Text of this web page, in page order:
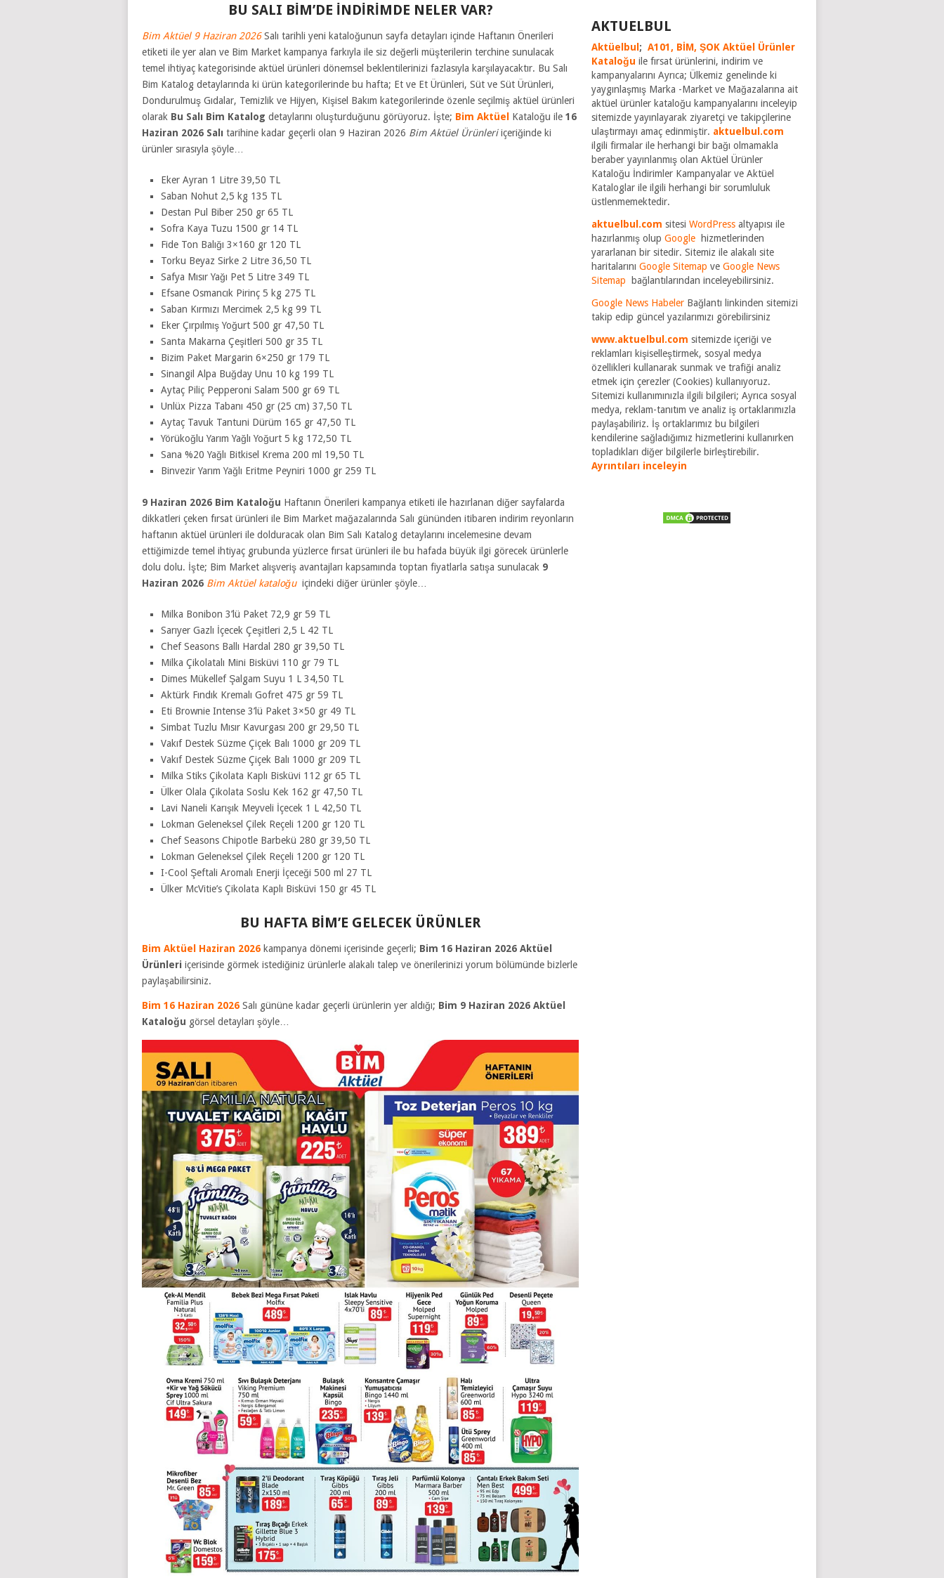
BU SALI BİM’DE İNDİRİMDE NELER VAR?
Bim Aktüel 9 Haziran 2026Salı tarihli yeni kataloğunun sayfa detayları içinde Haftanın Önerileri
etiketi ile yer alan ve Bim Market kampanya farkıyla ile siz değerli müşterilerin terchine sunulacak
temel ihtiyaç kategorisinde aktüel ürünleri dönemsel beklentilerinizi fazlasıyla karşılayacaktır. Bu Salı
Bim Katalog detaylarında ki ürün kategorilerinde bu hafta; Et ve Et Ürünleri, Süt ve Süt Ürünleri,
Dondurulmuş Gıdalar, Temizlik ve Hijyen, Kişisel Bakım kategorilerinde özenle seçilmiş aktüel ürünleri
olarak Bu Salı Bim Katalog detaylarını oluşturduğunu görüyoruz. İşte; Bim Aktüel Kataloğu ile 16
Haziran 2026 Salı tarihine kadar geçerli olan 9 Haziran 2026 Bim Aktüel Ürünleriiçeriğinde ki
ürünler sırasıyla şöyle…
Eker Ayran 1 Litre 39,50 TL
Saban Nohut 2,5 kg 135 TL
Destan Pul Biber 250 gr 65 TL
Sofra Kaya Tuzu 1500 gr 14 TL
Fide Ton Balığı 3×160 gr 120 TL
Torku Beyaz Sirke 2 Litre 36,50 TL
Safya Mısır Yağı Pet 5 Litre 349 TL
Efsane Osmancık Pirinç 5 kg 275 TL
Saban Kırmızı Mercimek 2,5 kg 99 TL
Eker Çırpılmış Yoğurt 500 gr 47,50 TL
Santa Makarna Çeşitleri 500 gr 35 TL
Bizim Paket Margarin 6×250 gr 179 TL
Sinangil Alpa Buğday Unu 10 kg 199 TL
Aytaç Piliç Pepperoni Salam 500 gr 69 TL
Unlüx Pizza Tabanı 450 gr (25 cm) 37,50 TL
Aytaç Tavuk Tantuni Dürüm 165 gr 47,50 TL
Yörükoğlu Yarım Yağlı Yoğurt 5 kg 172,50 TL
Sana %20 Yağlı Bitkisel Krema 200 ml 19,50 TL
Binvezir Yarım Yağlı Eritme Peyniri 1000 gr 259 TL
9 Haziran 2026 Bim Kataloğu Haftanın Önerileri kampanya etiketi ile hazırlanan diğer sayfalarda
dikkatleri çeken fırsat ürünleri ile Bim Market mağazalarında Salı gününden itibaren indirim reyonların
haftanın aktüel ürünleri ile dolduracak olan Bim Salı Katalog detaylarını incelemesine devam
ettiğimizde temel ihtiyaç grubunda yüzlerce fırsat ürünleri ile bu hafada büyük ilgi görecek ürünlerle
dolu dolu. İşte; Bim Market alışveriş avantajları kapsamında toptan fiyatlarla satışa sunulacak 9
Haziran 2026 Bim Aktüel kataloğu içindeki diğer ürünler şöyle…
Milka Bonibon 3’lü Paket 72,9 gr 59 TL
Sarıyer Gazlı İçecek Çeşitleri 2,5 L 42 TL
Chef Seasons Ballı Hardal 280 gr 39,50 TL
Milka Çikolatalı Mini Bisküvi 110 gr 79 TL
Dimes Mükellef Şalgam Suyu 1 L 34,50 TL
Aktürk Fındık Kremalı Gofret 475 gr 59 TL
Eti Brownie Intense 3’lü Paket 3×50 gr 49 TL
Simbat Tuzlu Mısır Kavurgası 200 gr 29,50 TL
Vakıf Destek Süzme Çiçek Balı 1000 gr 209 TL
Vakıf Destek Süzme Çiçek Balı 1000 gr 209 TL
Milka Stiks Çikolata Kaplı Bisküvi 112 gr 65 TL
Ülker Olala Çikolata Soslu Kek 162 gr 47,50 TL
Lavi Naneli Karışık Meyveli İçecek 1 L 42,50 TL
Lokman Geleneksel Çilek Reçeli 1200 gr 120 TL
Chef Seasons Chipotle Barbekü 280 gr 39,50 TL
Lokman Geleneksel Çilek Reçeli 1200 gr 120 TL
I-Cool Şeftali Aromalı Enerji İçeceği 500 ml 27 TL
Ülker McVitie’s Çikolata Kaplı Bisküvi 150 gr 45 TL
BU HAFTA BİM’E GELECEK ÜRÜNLER
Bim Aktüel Haziran 2026 kampanya dönemi içerisinde geçerli; Bim 16 Haziran 2026 Aktüel
Ürünleri içerisinde görmek istediğiniz ürünlerle alakalı talep ve önerilerinizi yorum bölümünde bizlerle
paylaşabilirsiniz.
Bim 16 Haziran 2026 Salı gününe kadar geçerli ürünlerin yer aldığı; Bim 9 Haziran 2026 Aktüel
Kataloğu görsel detayları şöyle…
AKTUELBUL
Aktüelbul ; A101, BİM, ŞOK Aktüel Ürünler
Kataloğu ile fırsat ürünlerini, indirim ve
kampanyalarını Ayrıca; Ülkemiz genelinde ki
yaygınlaşmış Marka -Market ve Mağazalarına ait
aktüel ürünler kataloğu kampanyalarını inceleyip
sitemizde yayınlayarak ziyaretçi ve takipçilerine
ulaştırmayı amaç edinmiştir. aktuelbul.com
ilgili firmalar ile herhangi bir bağı olmamakla
beraber yayınlanmış olan Aktüel Ürünler
Kataloğu İndirimler Kampanyalar ve Aktüel
Kataloglar ile ilgili herhangi bir sorumluluk
üstlenmemektedir.
aktuelbul.com sitesi WordPress altyapısı ile
hazırlanmış olup Google hizmetlerinden
yararlanan bir sitedir. Sitemiz ile alakalı site
haritalarını Google Sitemap ve Google News
Sitemap
bağlantılarından inceleyebilirsiniz.
Google News Habeler Bağlantı linkinden sitemizi
takip edip güncel yazılarımızı görebilirsiniz
www.aktuelbul.com sitemizde içeriği ve
reklamları kişiselleştirmek, sosyal medya
özellikleri kullanarak sunmak ve trafiği analiz
etmek için çerezler (Cookies) kullanıyoruz.
Sitemizi kullanımınızla ilgili bilgileri; Ayrıca sosyal
medya, reklam-tanıtım ve analiz iş ortaklarımızla
paylaşabiliriz. İş ortaklarımız bu bilgileri
kendilerine sağladığımız hizmetlerini kullanırken
topladıkları diğer bilgilerle birleştirebilir.
Ayrıntıları inceleyin